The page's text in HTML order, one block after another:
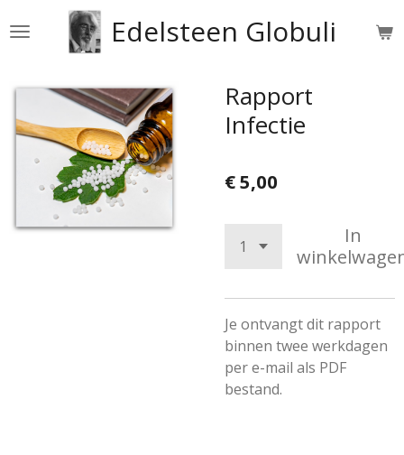
direct
de
hoofdinhoud
Edelsteen Globuli
Rapport
Infectie
€ 5,00
In
Je ontvangt dit rapport
binnen twee werkdagen
per e-mail als PDF
bestand.